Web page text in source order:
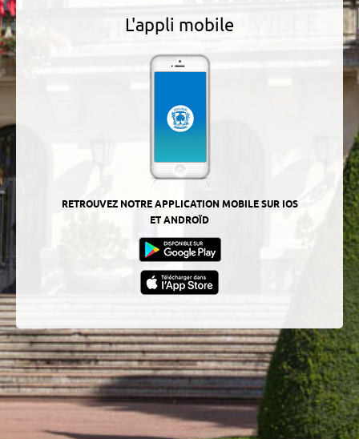
L'appli mobile
RETROUVEZ NOTRE APPLICATION MOBILE SUR IOS
ET ANDROÏD